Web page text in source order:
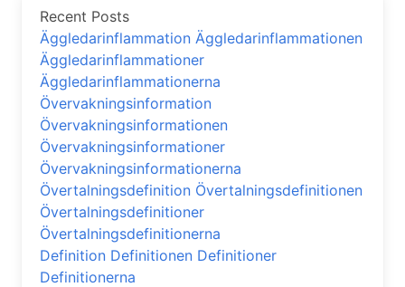
Recent Posts
Äggledarinflammation Äggledarinflammationen
Äggledarinflammationer
Äggledarinflammationerna
Övervakningsinformation
Övervakningsinformationen
Övervakningsinformationer
Övervakningsinformationerna
Övertalningsdefinition Övertalningsdefinitionen
Övertalningsdefinitioner
Övertalningsdefinitionerna
Definition Definitionen Definitioner
Definitionerna